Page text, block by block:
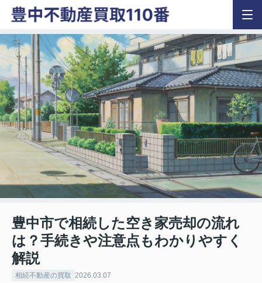
豊中市で相続した空き家売却の流れ
は？手続きや注意点もわかりやすく
解説
相続不動産の買取 2026.03.07